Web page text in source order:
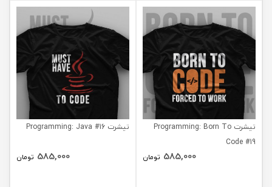
تیشرت Programming: Born To
Code #19
585,000 تومان
تیشرت Programming: Java #16
585,000 تومان